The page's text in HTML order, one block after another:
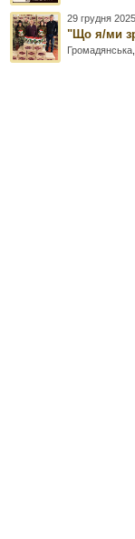
29 грудня
"Що я/ми
Громадянська